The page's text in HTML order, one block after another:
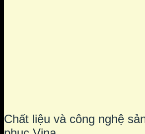
Chất liệu và công nghệ